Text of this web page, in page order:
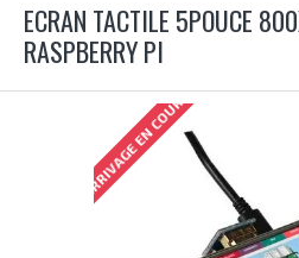
ECRAN TACTILE 5POUCE
RASPBERRY PI
ARRIVAGE EN COURS